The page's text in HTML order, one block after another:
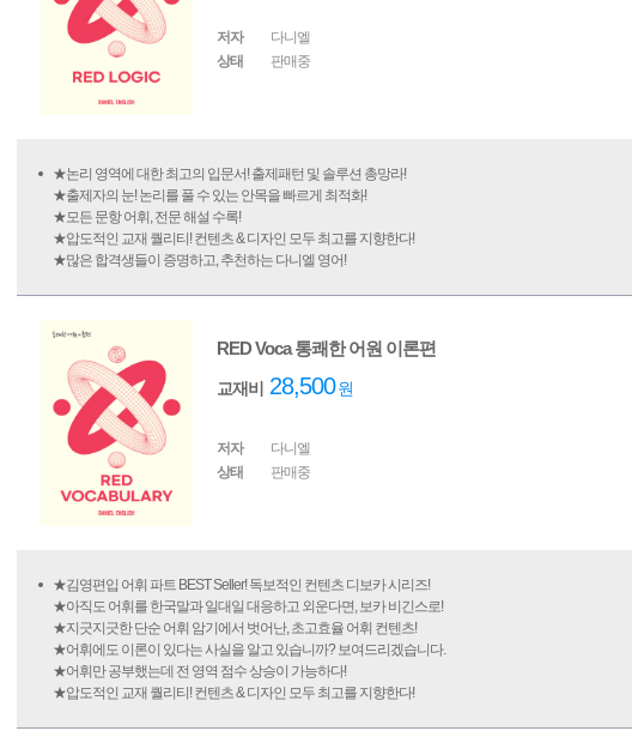
저자
다니엘
상태
판매중
★논리 영역에 대한 최고의 입문서! 출제패턴 및 솔루션 총망라!
★출제자의 눈! 논리를 풀 수 있는 안목을 빠르게 최적화!
★모든 문항 어휘, 전문 해설 수록!
★압도적인 교재 퀄리티! 컨텐츠 & 디자인 모두 최고를 지향한다!
★많은 합격생들이 증명하고, 추천하는 다니엘 영어!
RED Voca 통쾌한 어원 이론편
교재비 28,500원
저자
다니엘
상태
판매중
★김영편입 어휘 파트 BEST Seller! 독보적인 컨텐츠 디보카 시리즈!
★아직도 어휘를 한국말과 일대일 대응하고 외운다면, 보카 비긴스로!
★지긋지긋한 단순 어휘 암기에서 벗어난, 초고효율 어휘 컨텐츠!
★어휘에도 이론이 있다는 사실을 알고 있습니까? 보여드리겠습니다.
★어휘만 공부했는데 전 영역 점수 상승이 가능하다!
★압도적인 교재 퀄리티! 컨텐츠 & 디자인 모두 최고를 지향한다!